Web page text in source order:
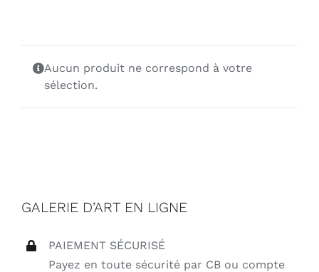
Aucun produit ne correspond à votre
sélection.
GALERIE D’ART EN LIGNE
PAIEMENT SÉCURISÉ
Payez en toute sécurité par CB ou compte